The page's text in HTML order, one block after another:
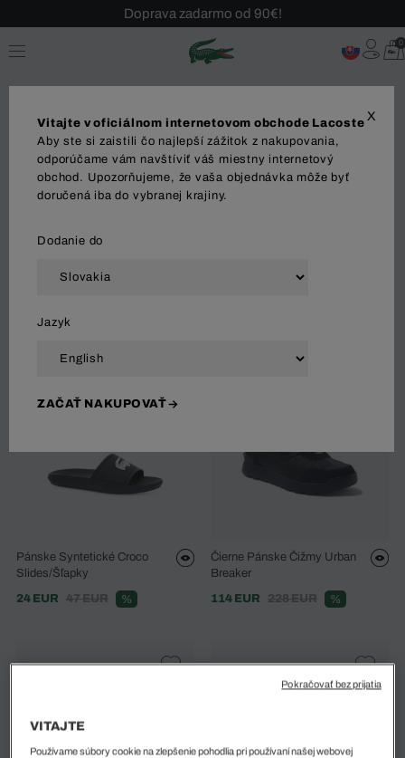
Sezónny výpredaj až -40 %!
Bezplatné vrátenie!
0
OBLEČENIE OBUV Tenisky
Pánske Syntetické Croco
Slides/Šľapky
24 EUR
47 EUR %
Čierne Pánske Čižmy Urban
Breaker
114 EUR
228 EUR %
X
Vitajte v oficiálnom internetovom obchode Lacoste
Aby ste si zaistili čo najlepší zážitok z nakupovania,
odporúčame vám navštíviť váš miestny internetový
obchod. Upozorňujeme, že vaša objednávka môže byť
doručená iba do vybranej krajiny.
Dodanie do
Jazyk
ZAČAŤ NAKUPOVAŤ
VITAJTE
Používame súbory cookie na zlepšenie pohodlia pri používaní našej webovej
Pokračovať bez prijatia